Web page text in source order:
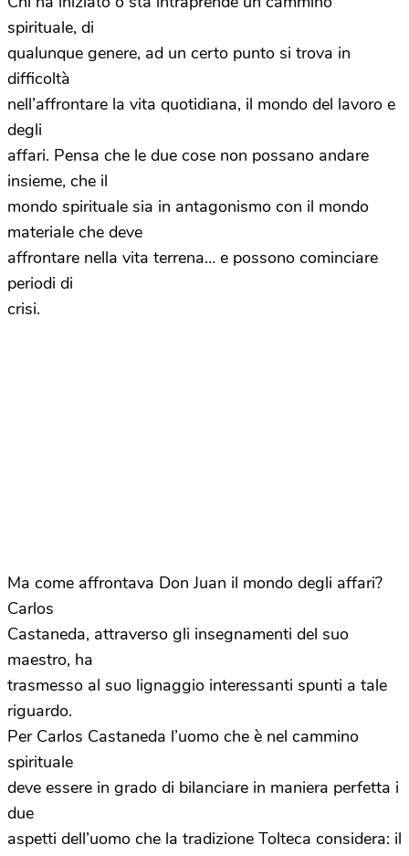
spirituale, di
qualunque genere, ad un certo punto si trova in
difficoltà
nell’affrontare la vita quotidiana, il mondo del lavoro e
degli
affari. Pensa che le due cose non possano andare
insieme, che il
mondo spirituale sia in antagonismo con il mondo
materiale che deve
affrontare nella vita terrena… e possono cominciare
periodi di
crisi.
Ma come affrontava Don Juan il mondo degli affari?
Carlos
Castaneda, attraverso gli insegnamenti del suo
maestro, ha
trasmesso al suo lignaggio interessanti spunti a tale
riguardo.
Per Carlos Castaneda l’uomo che è nel cammino
spirituale
deve essere in grado di bilanciare in maniera perfetta i
due
aspetti dell’uomo che la tradizione Tolteca considera: il